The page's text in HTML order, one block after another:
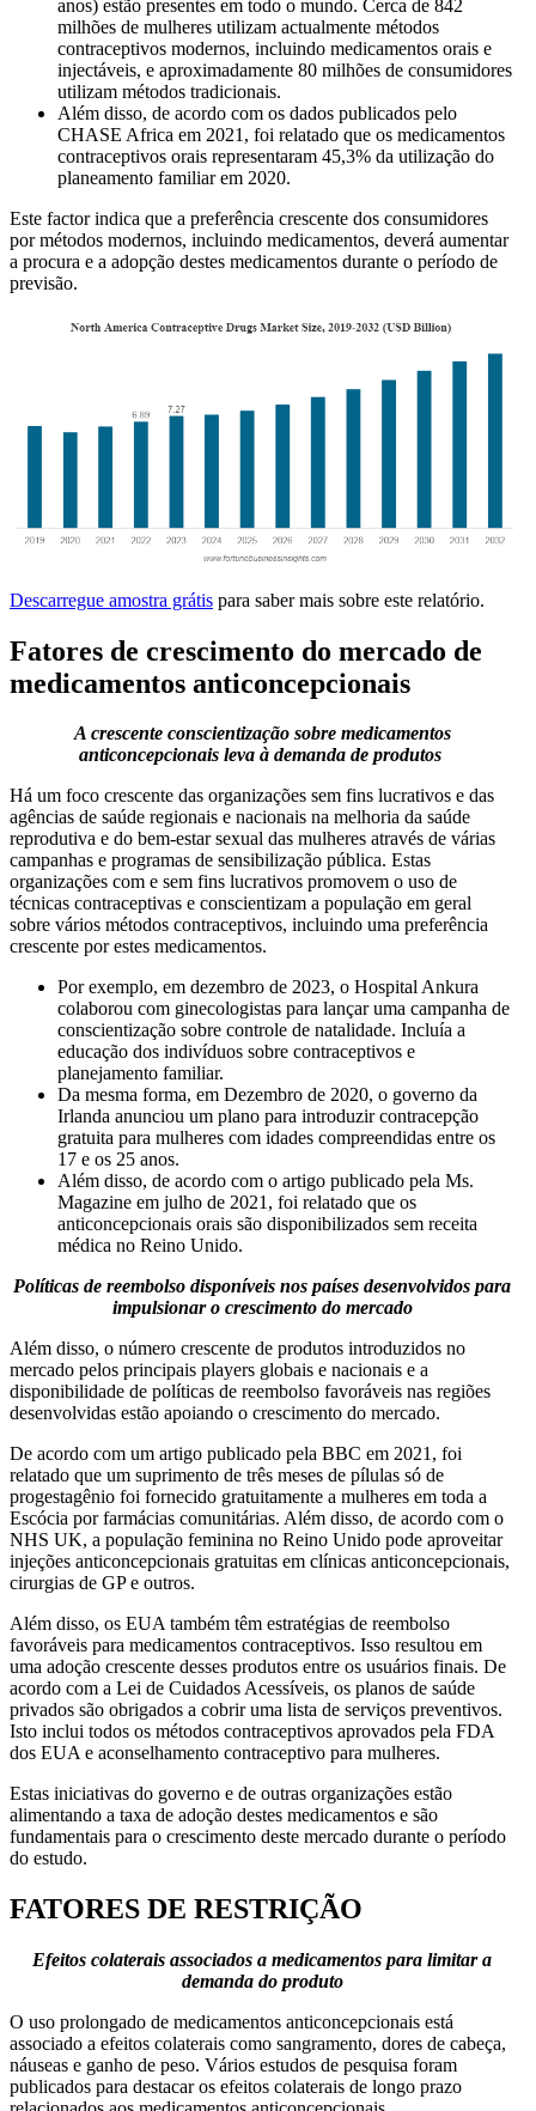
anos) estão presentes em todo o mundo. Cerca de 842
milhões de mulheres utilizam actualmente métodos
contraceptivos modernos, incluindo medicamentos orais e
injectáveis, e aproximadamente 80 milhões de consumidores
utilizam métodos tradicionais.
Além disso, de acordo com os dados publicados pelo
CHASE Africa em 2021, foi relatado que os medicamentos
contraceptivos orais representaram 45,3% da utilização do
planeamento familiar em 2020.
Este factor indica que a preferência crescente dos consumidores
por métodos modernos, incluindo medicamentos, deverá aumentar
a procura e a adopção destes medicamentos durante o período de
previsão.
Descarregue amostra grátis para saber mais sobre este relatório.
Fatores de crescimento do mercado de
medicamentos anticoncepcionais
A crescente conscientização sobre medicamentos
anticoncepcionais leva à demanda de produtos
Há um foco crescente das organizações sem fins lucrativos e das
agências de saúde regionais e nacionais na melhoria da saúde
reprodutiva e do bem-estar sexual das mulheres através de várias
campanhas e programas de sensibilização pública. Estas
organizações com e sem fins lucrativos promovem o uso de
técnicas contraceptivas e conscientizam a população em geral
sobre vários métodos contraceptivos, incluindo uma preferência
crescente por estes medicamentos.
Por exemplo, em dezembro de 2023, o Hospital Ankura
colaborou com ginecologistas para lançar uma campanha de
conscientização sobre controle de natalidade. Incluía a
educação dos indivíduos sobre contraceptivos e
planejamento familiar.
Da mesma forma, em Dezembro de 2020, o governo da
Irlanda anunciou um plano para introduzir contracepção
gratuita para mulheres com idades compreendidas entre os
17 e os 25 anos.
Além disso, de acordo com o artigo publicado pela Ms.
Magazine em julho de 2021, foi relatado que os
anticoncepcionais orais são disponibilizados sem receita
médica no Reino Unido.
Políticas de reembolso disponíveis nos países desenvolvidos para
impulsionar o crescimento do mercado
Além disso, o número crescente de produtos introduzidos no
mercado pelos principais players globais e nacionais e a
disponibilidade de políticas de reembolso favoráveis ​​nas regiões
desenvolvidas estão apoiando o crescimento do mercado.
De acordo com um artigo publicado pela BBC em 2021, foi
relatado que um suprimento de três meses de pílulas só de
progestagênio foi fornecido gratuitamente a mulheres em toda a
Escócia por farmácias comunitárias. Além disso, de acordo com o
NHS UK, a população feminina no Reino Unido pode aproveitar
injeções anticoncepcionais gratuitas em clínicas anticoncepcionais,
cirurgias de GP e outros.
Além disso, os EUA também têm estratégias de reembolso
favoráveis ​​para medicamentos contraceptivos. Isso resultou em
uma adoção crescente desses produtos entre os usuários finais. De
acordo com a Lei de Cuidados Acessíveis, os planos de saúde
privados são obrigados a cobrir uma lista de serviços preventivos.
Isto inclui todos os métodos contraceptivos aprovados pela FDA
dos EUA e aconselhamento contraceptivo para mulheres.
Estas iniciativas do governo e de outras organizações estão
alimentando a taxa de adoção destes medicamentos e são
fundamentais para o crescimento deste mercado durante o período
do estudo.
FATORES DE RESTRIÇÃO
Efeitos colaterais associados a medicamentos para limitar a
demanda do produto
O uso prolongado de medicamentos anticoncepcionais está
associado a efeitos colaterais como sangramento, dores de cabeça,
náuseas e ganho de peso. Vários estudos de pesquisa foram
publicados para destacar os efeitos colaterais de longo prazo